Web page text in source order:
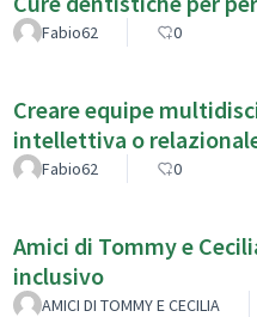
Fabio62 0
Creare equipe
intellettiva o
Fabio62 0
Amici di Tommy e Cecilia APS-
inclusivo
AMICI DI TOMMY E CECILIA